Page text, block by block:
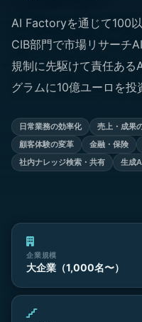
AI Factoryを通じて100
CIB部門で市場リサーチ
規制に先駆けて責任あ
グラムに10億ユーロを投
日常業務の効率化 売上・成果
顧客体験の変革
金融・保険
社内ナレッジ検索・共有
生成
企業規模
大企業（1,000名〜）